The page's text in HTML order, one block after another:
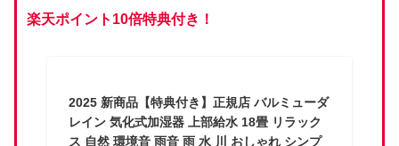
楽天ポイント10倍特典付き！
2025 新商品【特典付き】正規店 バルミューダ
レイン 気化式加湿器 上部給水 18畳 リラック
ス 自然 環境音 雨音 雨 水 川 おしゃれ シンプ